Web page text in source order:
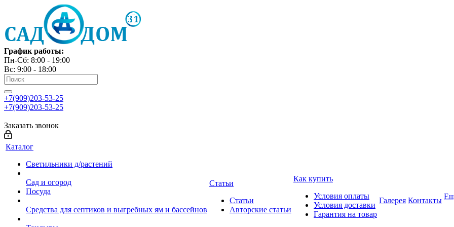
График работы:
Пн-Сб: 8:00 - 19:00
Вс: 9:00 - 18:00
+7(909)203-53-25
+7(909)203-53-25
Заказать звонок
Каталог
Светильники д/растений
Сад и огород
Посуда
Средства для септиков и выгребных ям и бассейнов
Статьи
Статьи
Авторские статьи
Как купить
Условия оплаты
Условия доставки
Гарантия на товар
Галерея Контакты